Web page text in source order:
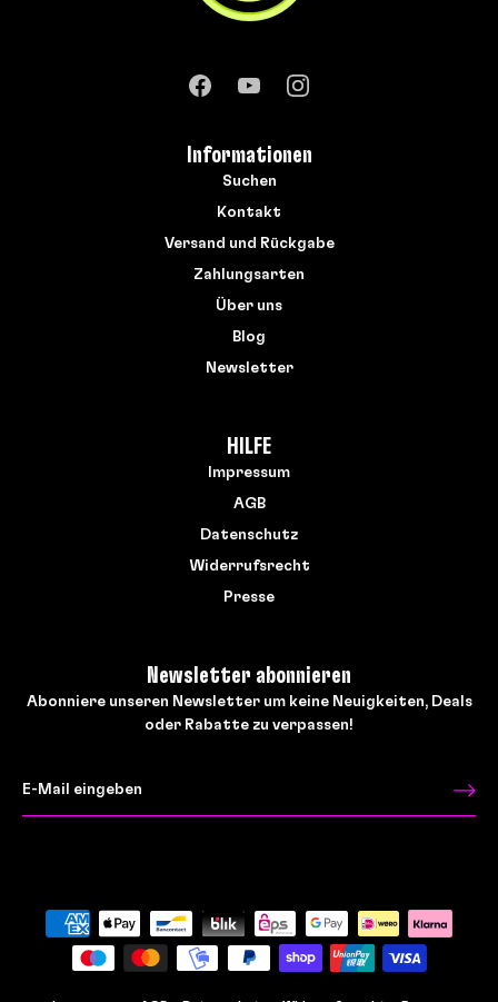
Informationen
Suchen
Kontakt
Versand und Rückgabe
Zahlungsarten
Über uns
Blog
Newsletter
HILFE
Impressum
AGB
Datenschutz
Widerrufsrecht
Presse
Newsletter abonnieren
Abonniere unseren Newsletter um keine Neuigkeiten, Deals
oder Rabatte zu verpassen!